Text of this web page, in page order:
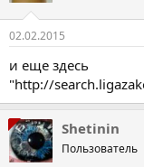
02.02.2015
и еще здесь
"http://
Shetinin
Пользователь